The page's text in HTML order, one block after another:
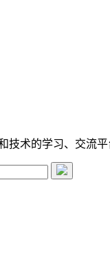
技术的学习、交流平